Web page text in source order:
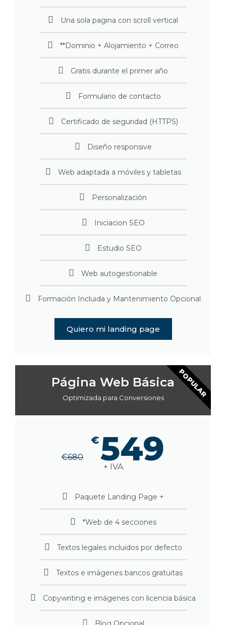
Una sola pagina con scroll vertical
**Dominio + Alojamiento + Correo
Gratis durante el primer año
Formulario de contacto
Certificado de seguridad (HTTPS)
Diseño responsive
Web adaptada a móviles y tabletas
Personalización
Iniciacion SEO
Estudio SEO
Web autogestionable
Formación Incluida y Mantenimiento Opcional
Quiero mi landing page
Página Web Básica
Optimizada para Conversiones
€680
€549
+ IVA
Paquete Landing Page +
*Web de 4 secciones
Textos legales incluidos por defecto
Textos e imágenes bancos gratuitas
Copywriting e imágenes con licencia básica
POPULAR